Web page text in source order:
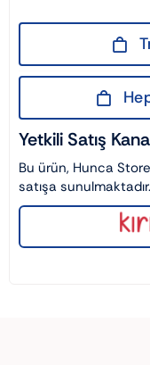
Yetkili Satış
Bu ürün, Hunca
satışa sunulmaktadır.